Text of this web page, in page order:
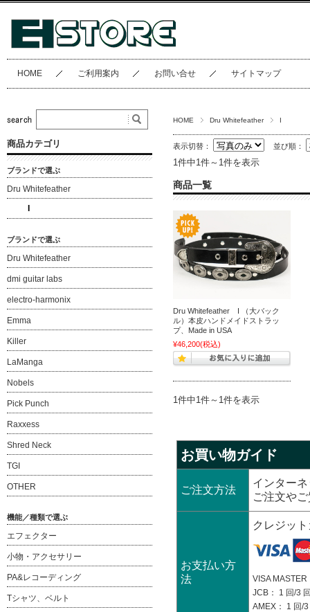
HOME ご利用案内 お問い合せ サイトマップ
HOME Dru Whitefeather I
表示切替： 並び順：
1件中1件～1件を表示
商品一覧
Dru Whitefeather I （大バック
ル）本皮ハンドメイドストラッ
プ、Made in USA
¥46,200(税込)
1件中1件～1件を表示
お買い物ガイド
ご注文方法
インター
ご注文や
お支払い方
法
クレジッ
VISA
JCB： 1 回/3
AMEX： 1 回/
商品カテゴリ
ブランドで選ぶ
Dru Whitefeather
ブランドで選ぶ
Dru Whitefeather
dmi guitar labs
electro-harmonix
Emma
Killer
LaManga
Nobels
Pick Punch
Raxxess
Shred Neck
TGI
OTHER
機能／種類で選ぶ
エフェクター
小物・アクセサリー
PA&レコーディング
Tシャツ、ベルト